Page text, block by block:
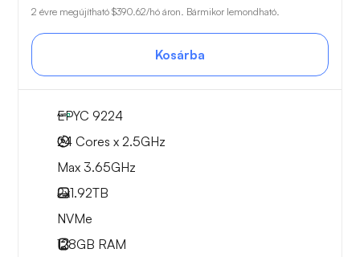
2 évre megújítható $390.62/hó áron. Bármikor lemondható.
Kosárba
EPYC 9224
24 Cores x 2.5GHz
Max 3.65GHz
2x1.92TB
NVMe
128GB RAM